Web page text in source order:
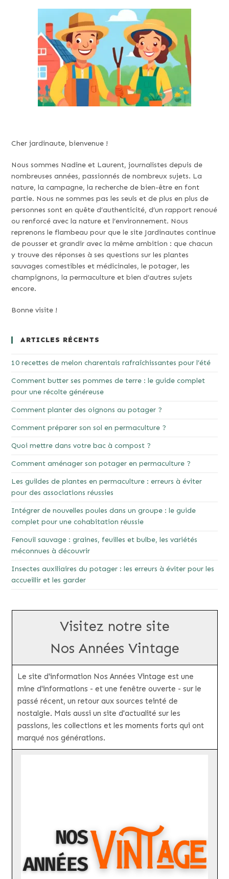
Cher jardinaute, bienvenue !
Nous sommes Nadine et Laurent, journalistes depuis de
nombreuses années, passionnés de nombreux sujets. La
nature, la campagne, la recherche de bien-être en font
partie. Nous ne sommes pas les seuls et de plus en plus de
personnes sont en quête d’authenticité, d’un rapport renoué
ou renforcé avec la nature et l’environnement. Nous
reprenons le flambeau pour que le site Jardinautes continue
de pousser et grandir avec la même ambition : que chacun
y trouve des réponses à ses questions sur les plantes
sauvages comestibles et médicinales, le potager, les
champignons, la permaculture et bien d’autres sujets
encore.
Bonne visite !
ARTICLES RÉCENTS
10 recettes de melon charentais rafraîchissantes pour l’été
Comment butter ses pommes de terre : le guide complet
pour une récolte généreuse
Comment planter des oignons au potager ?
Comment préparer son sol en permaculture ?
Quoi mettre dans votre bac à compost ?
Comment aménager son potager en permaculture ?
Les guildes de plantes en permaculture : erreurs à éviter
pour des associations réussies
Intégrer de nouvelles poules dans un groupe : le guide
complet pour une cohabitation réussie
Fenouil sauvage : graines, feuilles et bulbe, les variétés
méconnues à découvrir
Insectes auxiliaires du potager : les erreurs à éviter pour les
accueillir et les garder
Visitez notre site
Nos Années Vintage
Le site d'information Nos Années Vintage est une
mine d'informations - et une fenêtre ouverte - sur le
passé récent, un retour aux sources teinté de
nostalgie. Mais aussi un site d'actualité sur les
passions, les collections et les moments forts qui ont
marqué nos générations.